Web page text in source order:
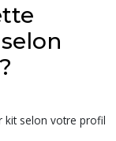
kit selon votre profil